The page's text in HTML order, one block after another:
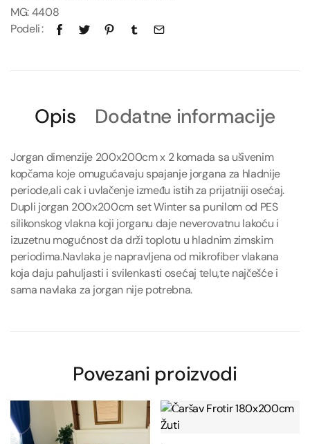
MG:4408
Podeli
Opis Dodatne informacije
Jorgan dimenzije 200x200cm x 2 komada sa ušivenim
kopčama koje omugućavaju spajanje jorgana za hladnije
periode,ali cak i uvlačenje između istih za prijatniji osećaj.
Dupli jorgan 200x200cm set Winter sa punilom od PES
silikonskog vlakna koji jorganu daje neverovatnu lakoću i
izuzetnu mogućnost da drži toplotu u hladnim zimskim
periodima.Navlaka je napravljena od mikrofiber vlakana
koja daju pahuljasti i svilenkasti osećaj telu,te najčešće i
sama navlaka za jorgan nije potrebna.
Povezani proizvodi